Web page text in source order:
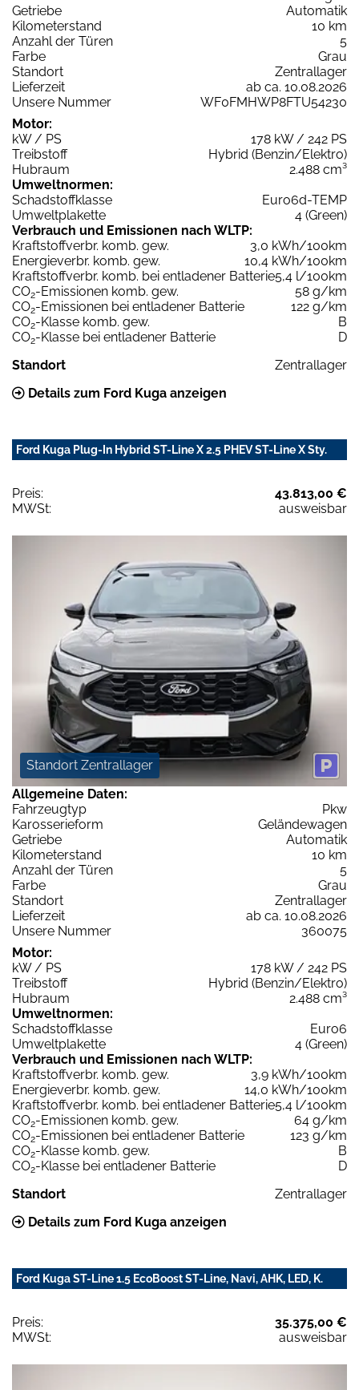
Getriebe
Automatik
Kilometerstand
10 km
Anzahl der Türen
5
Farbe
Grau
Standort
Zentrallager
Lieferzeit
ab ca. 10.08.2026
Unsere Nummer
WF0FMHWP8FTU54230
Motor:
kW / PS
178 kW / 242 PS
Treibstoff
Hybrid (Benzin/Elektro)
Hubraum
2.488 cm³
Umweltnormen:
Schadstoffklasse
Euro6d-TEMP
Umweltplakette
4 (Green)
Verbrauch und Emissionen nach WLTP:
Kraftstoffverbr. komb. gew.
3,0 kWh/100km
Energieverbr. komb. gew.
10,4 kWh/100km
Kraftstoffverbr. komb. bei entladener Batterie5,4 l/100km
CO2-Emissionen komb. gew.
58 g/km
CO2-Emissionen bei entladener Batterie
122 g/km
CO2-Klasse komb. gew.
B
CO2-Klasse bei entladener Batterie
D
Standort
Zentrallager
Details zum Ford Kuga anzeigen
Ford Kuga Plug-In Hybrid ST-Line X 2.5 PHEV ST-Line X Sty.
Preis:
43.813,00 €
MWSt:
ausweisbar
Standort Zentrallager
Allgemeine Daten:
Fahrzeugtyp
Pkw
Karosserieform
Geländewagen
Getriebe
Automatik
Kilometerstand
10 km
Anzahl der Türen
5
Farbe
Grau
Standort
Zentrallager
Lieferzeit
ab ca. 10.08.2026
Unsere Nummer
360075
Motor:
kW / PS
178 kW / 242 PS
Treibstoff
Hybrid (Benzin/Elektro)
Hubraum
2.488 cm³
Umweltnormen:
Schadstoffklasse
Euro6
Umweltplakette
4 (Green)
Verbrauch und Emissionen nach WLTP:
Kraftstoffverbr. komb. gew.
3,9 kWh/100km
Energieverbr. komb. gew.
14,0 kWh/100km
Kraftstoffverbr. komb. bei entladener Batterie5,4 l/100km
CO2-Emissionen komb. gew.
64 g/km
CO2-Emissionen bei entladener Batterie
123 g/km
CO2-Klasse komb. gew.
B
CO2-Klasse bei entladener Batterie
D
Standort
Zentrallager
Details zum Ford Kuga anzeigen
Ford Kuga ST-Line 1.5 EcoBoost ST-Line, Navi, AHK, LED, K.
Preis:
35.375,00 €
MWSt:
ausweisbar